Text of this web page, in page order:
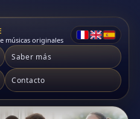
músicas originales
Saber más
Contacto